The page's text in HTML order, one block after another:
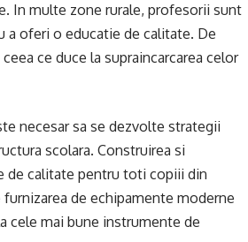
In multe zone rurale, profesorii sunt
a oferi o educatie de calitate. De
ce duce la supraincarcarea celor
necesar sa se dezvolte strategii
scolara. Construirea si
de calitate pentru toti copiii din
de echipamente moderne
cele mai bune instrumente de